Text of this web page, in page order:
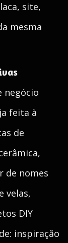
site,
mesma
negócio
feita à
de
de nomes
velas,
DIY
inspiração